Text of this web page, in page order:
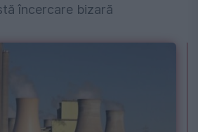
încercare bizară